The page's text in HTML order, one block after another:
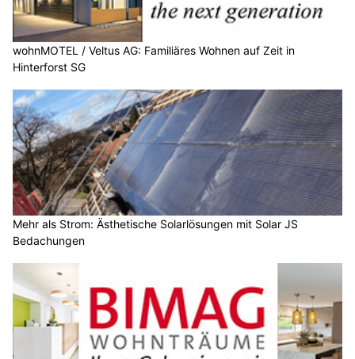
wohnMOTEL / Veltus AG: Familiäres Wohnen auf Zeit in
Hinterforst SG
Mehr als Strom: Ästhetische Solarlösungen mit Solar JS
Bedachungen